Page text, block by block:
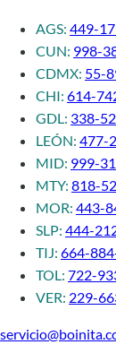
AGS: 449-
CUN: 998-
CDMX: 55-
CHI: 614-
GDL: 338-
LEÓN: 477-
MID: 999-
MTY: 818-
MOR: 443-
SLP: 444-
TIJ: 664-
TOL: 722-
VER: 229-